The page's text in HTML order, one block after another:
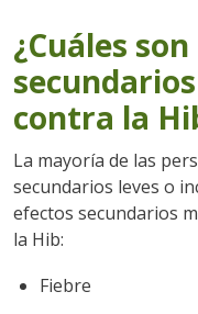
¿Cuáles
contra la
La mayoría de las
secundarios leves o
efectos secundarios
la Hib:
Fiebre